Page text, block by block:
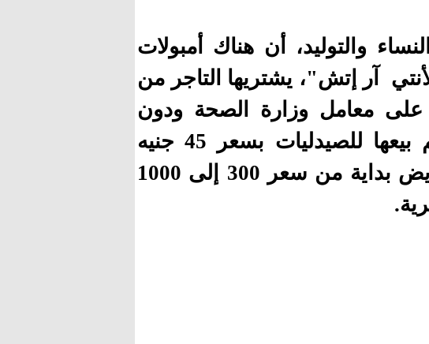
والتوليد، أن هناك أمبولات
آر إتش"، يشتريها التاجر من
على معامل وزارة الصحة ودون
الحصول على ترخيص طبي، ومن ثم بيعها للصيدليات بسعر 45 جنيه
للأمبول، على أن يبيعها الصيدلي للمريض بداية من سعر 300 إلى 1000